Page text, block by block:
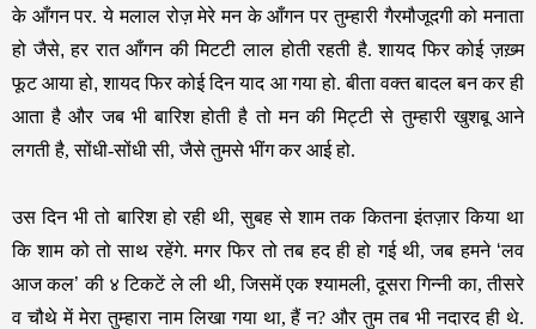
के आँगन पर. ये मलाल रोज़ मेरे मन के आँगन पर तुम्हारी गैरमौजूदगी को मनाता
हो जैसे,हर रात आँगन की मिटटी लाल होती रहती है. शायद फिर कोई ज़ख़्म
फूट आया हो,शायद फिर कोई दिन याद आ गया हो. बीता वक्त बादल बन कर ही
आता है और जब भी बारिश होती है तो मन की मिट्टी से तुम्हारी खुशबू आने
लगती है, सोंधी-सोंधी सी, जैसे तुमसे भींग कर आई हो.
उस दिन भी तो बारिश हो रही थी, सुबह से शाम तक कितना इंतज़ार किया था
कि शाम को तो साथ रहेंगे. मगर फिर तो तब हद ही हो गई थी, जब हमने ‘लव
आज कल’ की ४ टिकटें ले ली थी, जिसमें एक श्यामली, दूसरा गिन्नी का, तीसरे
व चौथे में मेरा तुम्हारा नाम लिखा गया था, हैं न? और तुम तब भी नदारद ही थे.